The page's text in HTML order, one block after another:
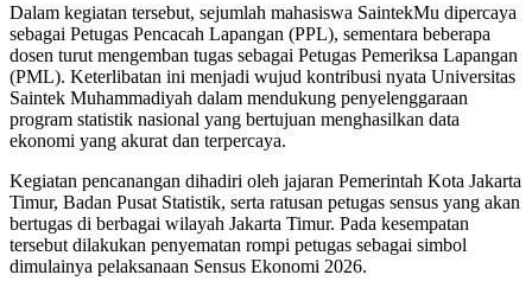
Dalam kegiatan tersebut, sejumlah mahasiswa SaintekMu dipercaya
sebagai Petugas Pencacah Lapangan (PPL), sementara beberapa
dosen turut mengemban tugas sebagai Petugas Pemeriksa Lapangan
(PML). Keterlibatan ini menjadi wujud kontribusi nyata Universitas
Saintek Muhammadiyah dalam mendukung penyelenggaraan
program statistik nasional yang bertujuan menghasilkan data
ekonomi yang akurat dan terpercaya.
Kegiatan pencanangan dihadiri oleh jajaran Pemerintah Kota Jakarta
Timur, Badan Pusat Statistik, serta ratusan petugas sensus yang akan
bertugas di berbagai wilayah Jakarta Timur. Pada kesempatan
tersebut dilakukan penyematan rompi petugas sebagai simbol
dimulainya pelaksanaan Sensus Ekonomi 2026.